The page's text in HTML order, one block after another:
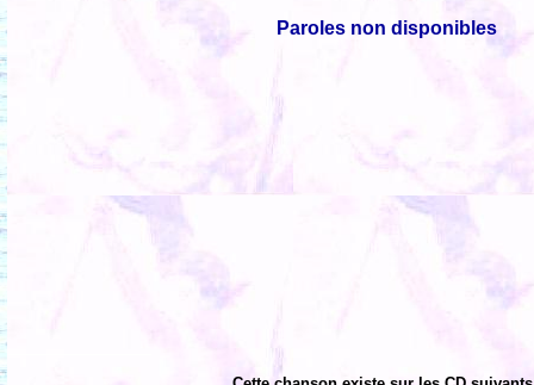
Paroles non disponibles